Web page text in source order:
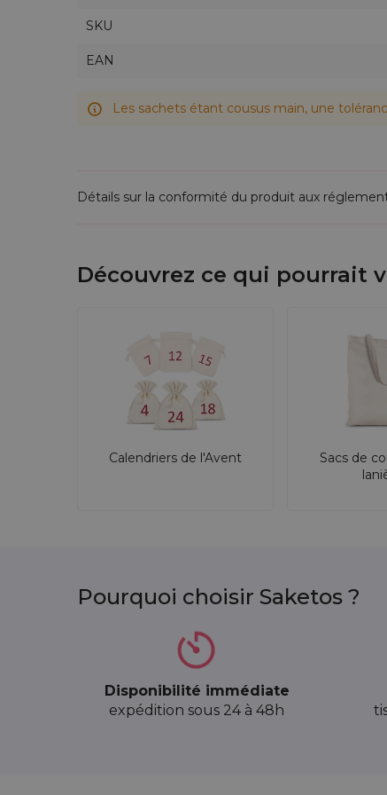
Puis-je personnaliser ces sacs
Oui, Saketos propose des impressions
SKU
EAN
Les sachets étant cousus main, une
Détails sur la conformité du produit aux
Découvrez ce qui pourrait
Calendriers de l'Avent
Sacs de
Pourquoi choisir Saketos ?
Disponibilité immédiate
expédition sous 24 à 48h